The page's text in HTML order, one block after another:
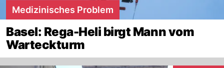
Medizinisches Problem
Basel: Rega-Heli birgt Mann vom
Warteckturm